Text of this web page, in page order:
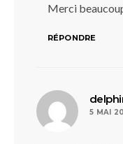
Merci
RÉPONDRE
5 MAI